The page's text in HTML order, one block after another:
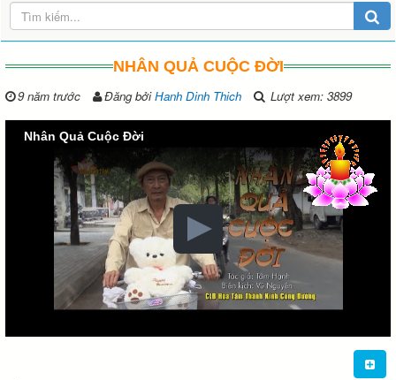
NHÂN QUẢ CUỘC ĐỜI
9 năm trước Đăng bởiHanh Dinh Thich Lượt xem: 3899
Nhân Quả Cuộc Đời